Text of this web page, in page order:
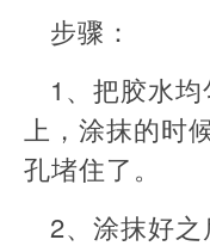
步骤：
1、把胶水
上，涂抹的时
孔堵住了。
2、涂抹好